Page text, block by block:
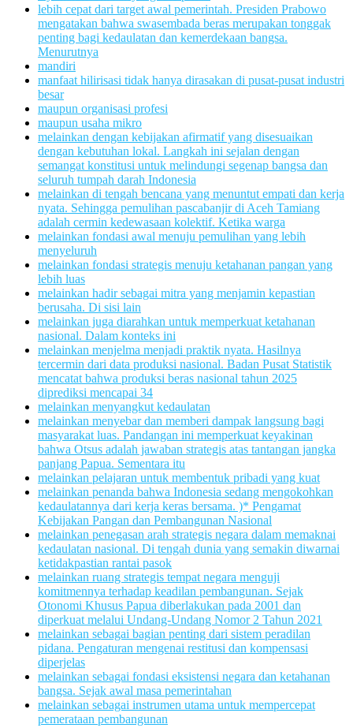
lebih cepat dari target awal pemerintah. Presiden Prabowo
mengatakan bahwa swasembada beras merupakan tonggak
penting bagi kedaulatan dan kemerdekaan bangsa.
Menurutnya
mandiri
manfaat hilirisasi tidak hanya dirasakan di pusat-pusat industri
besar
maupun organisasi profesi
maupun usaha mikro
melainkan dengan kebijakan afirmatif yang disesuaikan
dengan kebutuhan lokal. Langkah ini sejalan dengan
semangat konstitusi untuk melindungi segenap bangsa dan
seluruh tumpah darah Indonesia
melainkan di tengah bencana yang menuntut empati dan kerja
nyata. Sehingga pemulihan pascabanjir di Aceh Tamiang
adalah cermin kedewasaan kolektif. Ketika warga
melainkan fondasi awal menuju pemulihan yang lebih
menyeluruh
melainkan fondasi strategis menuju ketahanan pangan yang
lebih luas
melainkan hadir sebagai mitra yang menjamin kepastian
berusaha. Di sisi lain
melainkan juga diarahkan untuk memperkuat ketahanan
nasional. Dalam konteks ini
melainkan menjelma menjadi praktik nyata. Hasilnya
tercermin dari data produksi nasional. Badan Pusat Statistik
mencatat bahwa produksi beras nasional tahun 2025
diprediksi mencapai 34
melainkan menyangkut kedaulatan
melainkan menyebar dan memberi dampak langsung bagi
masyarakat luas. Pandangan ini memperkuat keyakinan
bahwa Otsus adalah jawaban strategis atas tantangan jangka
panjang Papua. Sementara itu
melainkan pelajaran untuk membentuk pribadi yang kuat
melainkan penanda bahwa Indonesia sedang mengokohkan
kedaulatannya dari kerja keras bersama. )* Pengamat
Kebijakan Pangan dan Pembangunan Nasional
melainkan penegasan arah strategis negara dalam memaknai
kedaulatan nasional. Di tengah dunia yang semakin diwarnai
ketidakpastian rantai pasok
melainkan ruang strategis tempat negara menguji
komitmennya terhadap keadilan pembangunan. Sejak
Otonomi Khusus Papua diberlakukan pada 2001 dan
diperkuat melalui Undang-Undang Nomor 2 Tahun 2021
melainkan sebagai bagian penting dari sistem peradilan
pidana. Pengaturan mengenai restitusi dan kompensasi
diperjelas
melainkan sebagai fondasi eksistensi negara dan ketahanan
bangsa. Sejak awal masa pemerintahan
melainkan sebagai instrumen utama untuk mempercepat
pemerataan pembangunan